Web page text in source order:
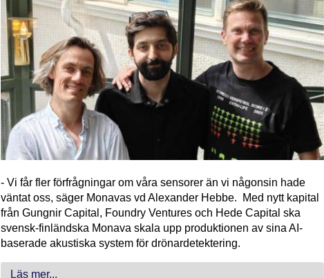
- Vi får fler förfrågningar om våra sensorer än vi någonsin hade
väntat oss, säger Monavas vd Alexander Hebbe. Med nytt kapital
från Gungnir Capital, Foundry Ventures och Hede Capital ska
svensk-finländska Monava skala upp produktionen av sina AI-
baserade akustiska system för drönardetektering.
Läs mer...